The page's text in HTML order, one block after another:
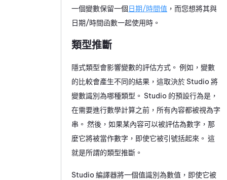
一個變數保留一個日期/時間值 ，而您想將其與
日期/時間函數一起使用時。
類型推斷
隱式類型會影響變數的評估方式。 例如，變數
的比較會產生不同的結果，這取決於 Studio 將
變數識別為哪種類型。 Studio 的預設行為是，
在需要進行數學計算之前，所有內容都被視為字
串。 然後，如果某內容可以被評估為數字，那
麼它將被當作數字，即使它被引號括起來。 這
就是所謂的類型推斷。
Studio 編譯器將一個值識別為數值，即使它被